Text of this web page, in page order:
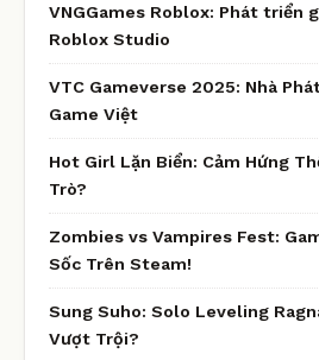
VNGGames Roblox: Phát triển
Roblox Studio
VTC Gameverse 2025: Nhà
Game Việt
Hot Girl Lặn Biển: Cảm Hứng
Trò?
Zombies vs Vampires Fest:
Sốc Trên Steam!
Sung Suho: Solo Leveling
Vượt Trội?